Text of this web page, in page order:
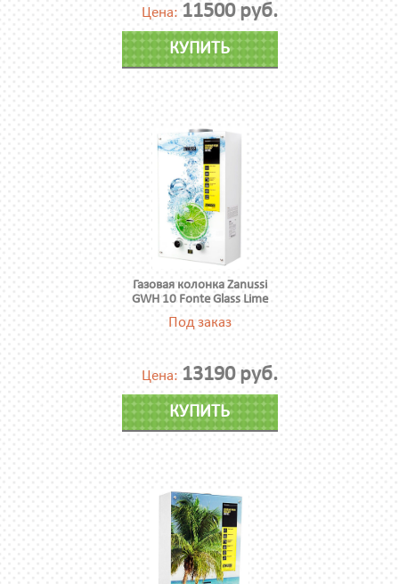
Цена: 11500 руб.
КУПИТЬ
Газовая колонка Zanussi
GWH 10 Fonte Glass Lime
Под заказ
Цена: 13190 руб.
КУПИТЬ